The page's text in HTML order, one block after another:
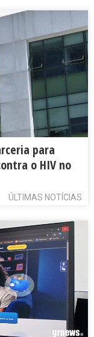
para
o HIV no
ÚLTIMAS NOTÍCIAS